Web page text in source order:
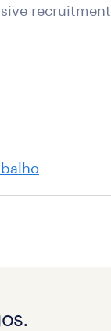
recruitment